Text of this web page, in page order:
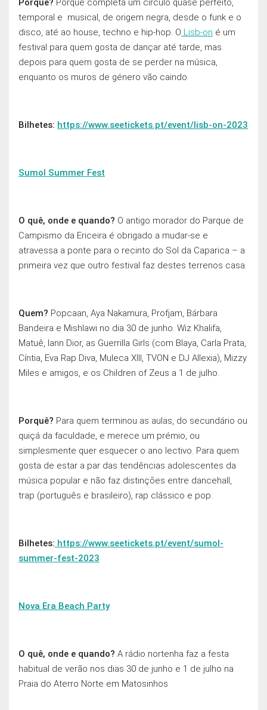
temporal e musical, de origem negra, desde o funk e o
disco, até ao house, techno e hip-hop. O Lisb-on é um
festival para quem gosta de dançar até tarde, mas
depois para quem gosta de se perder na música,
enquanto os muros de género vão caindo.
Bilhetes: https://www.seetickets.pt/event/lisb-on-2023
Sumol Summer Fest
O quê, onde e quando? O antigo morador do Parque de
Campismo da Ericeira é obrigado a mudar-se e
atravessa a ponte para o recinto do Sol da Caparica – a
primeira vez que outro festival faz destes terrenos casa.
Quem? Popcaan, Aya Nakamura, Profjam, Bárbara
Bandeira e Mishlawi no dia 30 de junho. Wiz Khalifa,
Matuê, Iann Dior, as Guerrilla Girls (com Blaya, Carla Prata,
Cíntia, Eva Rap Diva, Muleca XIII, TVON e DJ Allexia), Mizzy
Miles e amigos, e os Children of Zeus a 1 de julho.
Porquê? Para quem terminou as aulas, do secundário ou
quiçá da faculdade, e merece um prémio, ou
simplesmente quer esquecer o ano lectivo. Para quem
gosta de estar a par das tendências adolescentes da
música popular e não faz distinçōes entre dancehall,
trap (português e brasileiro), rap clássico e pop.
Bilhetes: https://www.seetickets.pt/event/sumol-
summer-fest-2023
Nova Era Beach Party
O quê, onde e quando? A rádio nortenha faz a festa
habitual de verão nos dias 30 de junho e 1 de julho na
Praia do Aterro Norte em Matosinhos